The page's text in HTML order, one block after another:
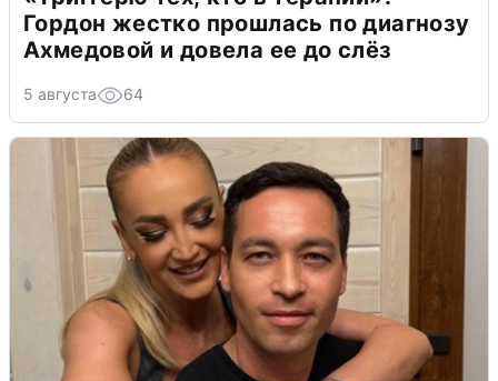
Гордон жестко прошлась по диагнозу
Ахмедовой и довела ее до слёз
5 августа 64